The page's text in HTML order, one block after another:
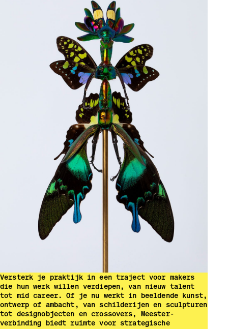
Versterk je praktijk in een traject voor makers
die hun werk willen verdiepen, van nieuw talent
tot mid career. Of je nu werkt in beeldende kunst,
ontwerp of ambacht, van schilderijen en sculpturen
tot designobjecten en crossovers, Meester­
verbinding biedt ruimte voor strategische